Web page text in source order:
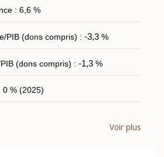
: 6,6 %
PIB (dons compris) : -3,3%
(dons compris) : -1,3%
0 % (2025)
Voir plus